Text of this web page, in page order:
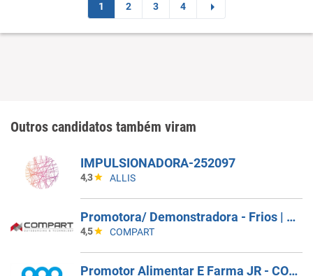
1 2 3 4
Outros candidatos também viram
IMPULSIONADORA-252097
4,3 ALLIS
Promotora/ Demonstradora - Frios | Jacareí (SP)
4,5 COMPART
Promotor Alimentar E Farma JR - COBERTURA DE AFASTAMENTO _ GUARULHOS_SP